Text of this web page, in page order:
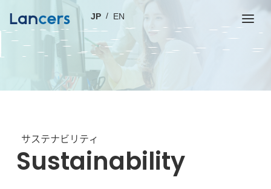
JP EN
サステナビリティ
Sustainability